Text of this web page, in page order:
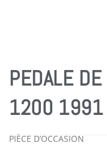
PEDALE
1200 1991
PIÈCE D’OCCASION